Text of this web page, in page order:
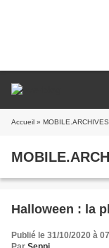
Accueil » MOBILE.ARCHIVES
Halloween : la
Publié le 31/10/2020 à